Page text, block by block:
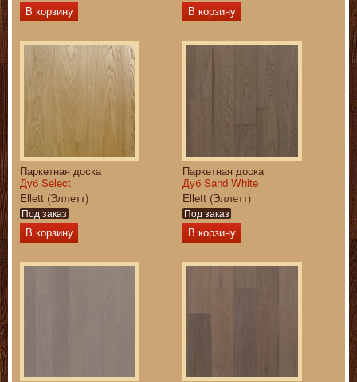
В корзину В корзину
Паркетная доска
Дуб Select
Ellett (Эллетт)
Под заказ
В корзину
Паркетная доска
Дуб Sand White
Ellett (Эллетт)
Под заказ
В корзину